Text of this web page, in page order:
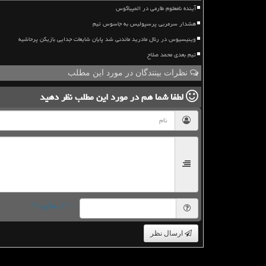
آینده نامعلوم طارمی در المپیاکوس
هشدار سرمربی پرسپولیس به جاسوس تیم
وینیسیوس در رئال مادرید ماندنی شد پایان شایعات جدایی بازیکن پرحاشیه
تیم بعدی محمد صلاح
نظرات بینندگان در مورد این مطلب
لطفا شما همدر مورد این مطلبنظر دهید
= ۲ بعلاوه ۳
ارسال نظر